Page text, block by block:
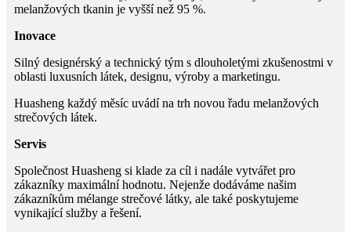
melanžových tkanin je vyšší než 95 %.
Inovace
Silný designérský a technický tým s dlouholetými zkušenostmi v
oblasti luxusních látek, designu, výroby a marketingu.
Huasheng každý měsíc uvádí na trh novou řadu melanžových
strečových látek.
Servis
Společnost Huasheng si klade za cíl i nadále vytvářet pro
zákazníky maximální hodnotu. Nejenže dodáváme našim
zákazníkům mélange strečové látky, ale také poskytujeme
vynikající služby a řešení.